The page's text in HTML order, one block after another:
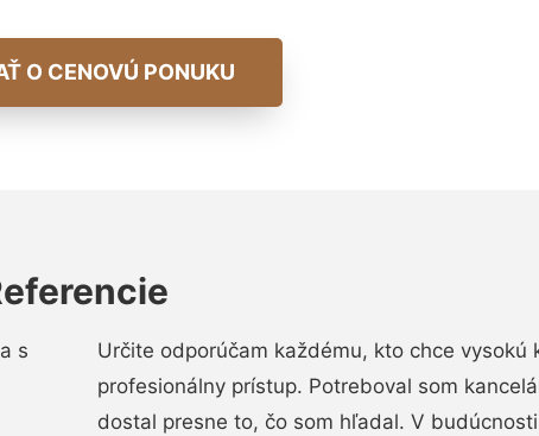
O CENOVÚ PONUKU
s
Určite odporúčam každému, kto chce vysokú
profesionálny prístup. Potreboval som
dostal presne to, čo som hľadal. V